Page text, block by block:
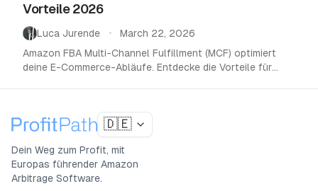
Vorteile 2026
Luca Jurende •
March 22, 2026
Amazon FBA Multi-Channel Fulfillment (MCF) optimiert
deine E-Commerce-Abläufe. Entdecke die Vorteile für
🇩🇪
Dein Weg zum Profit, mit
Europas führender Amazon
Arbitrage Software.